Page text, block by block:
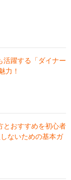
活躍する「ダイナー
力！
とおすすめを初心者
ないための基本ガ